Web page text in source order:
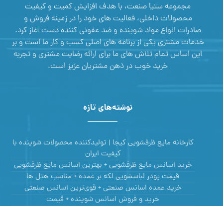
مجموعه ستیا صنعت، با هدف افزایش کمیت و کیفیت
محصولات داخلی، فعالیت های خود را در زمینه فروش و
صادرات انواع مواد شوینده و ضد عفونی کننده دست آغاز کرد.
خدمات مشتری یکی از برنامه های اصلی کسب و کار ما است و بر
این اساس تمام تلاش های ما برای ارائه رضایت مشتری و تجربه
خرید خوب در ذهن مشتریان عزیز است.
نوشته‌های تازه
کارخانه مایع ظرفشویی کیجا | تولیدکننده محصولات شوینده با
کیفیت ایران
خرید اسانس مایع ظرفشویی + بهترین اسانس مایع ظرفشویی
قیمت پودر لباسشویی لکه بر عمده + مناسب هتل ها
خرید عمده اسانس صنعتی + قوی‌ترین اسانس‌ صنعتی
خرید و فروش اسانس شوینده + قیمت